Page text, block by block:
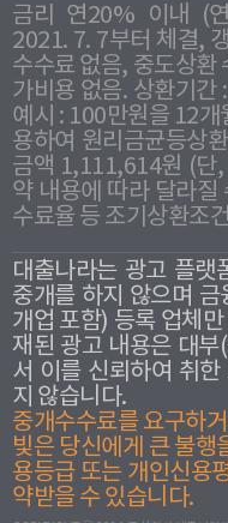
금리 연20% 이내 (
2021. 7. 7부터 체결,
수수료 없음, 중도상환
가비용 없음. 상환기
예시 : 100만원을 12
용하여 원리금균등상
금액 1,111,614원 (단,
약 내용에 따라 달라질
수료율 등 조기상환조
대출나라는 광고 플랫
중개를 하지 않으며
개업 포함) 등록 업체
재된 광고 내용은 대
서 이를 신뢰하여 취
지 않습니다.
중개수수료를 요구하
빛은 당신에게 큰 불행
용등급 또는 개인신용
약받을 수 있습니다.